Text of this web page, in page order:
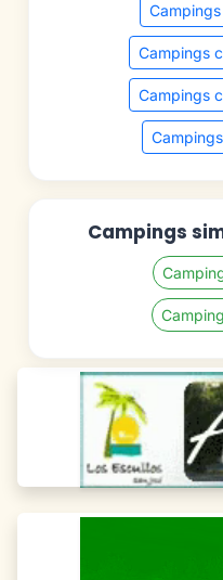
Campings
Campings
Campings